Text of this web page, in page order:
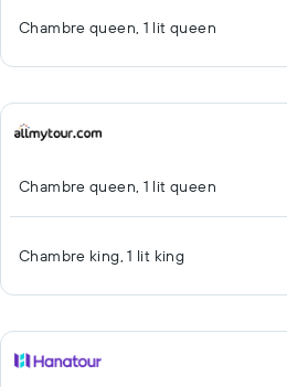
Chambre queen, 1 lit queen
Chambre queen, 1 lit queen
Chambre king, 1 lit king